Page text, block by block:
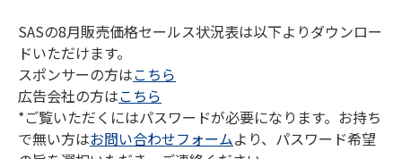
SASの8月販売価格セールス状況表は以下よりダウンロー
ドいただけます。
スポンサーの方はこちら
​​​​​​​広告会社の方はこちら
*ご覧いただくにはパスワードが必要になります。お持ち
で無い方は​​​​​​​お問い合わせフォームより、パスワード希望